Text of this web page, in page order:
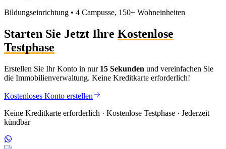
Bildungseinrichtung • 4 Campusse, 150+ Wohneinheiten
Starten Sie Jetzt Ihre Kostenlose
Testphase
Erstellen Sie Ihr Konto in nur 15 Sekunden und vereinfachen Sie
die Immobilienverwaltung. Keine Kreditkarte erforderlich!
Kostenloses Konto erstellen
Keine Kreditkarte erforderlich · Kostenlose Testphase · Jederzeit
kündbar